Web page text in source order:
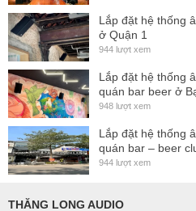
Operating temperature : +5/
Goose neck length : 380 mm
Headphone connector: 3.5
Housing : ABS
Standards : IEC 849
Voltage : 48 V DC
1 SDC 8200 D Delegate
Lắp đặt hệ thống
ở Quận 1
944 lượt xem
Lắp đặt hệ thống
quán bar beer ở
948 lượt xem
Lắp đặt hệ thống
quán bar – beer
944 lượt xem
THĂNG LONG AUDIO